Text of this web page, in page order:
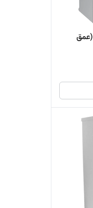
تابلو روکار پلی کربنات ۲۵×۲۵ (عمق